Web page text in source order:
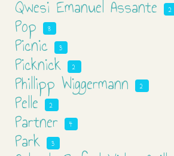
Qwesi Emanuel Assante 2
Pop 8
Picnic 3
Picknick 2
Phillipp Wiggermann 2
Pelle 2
Partner 4
Park 3